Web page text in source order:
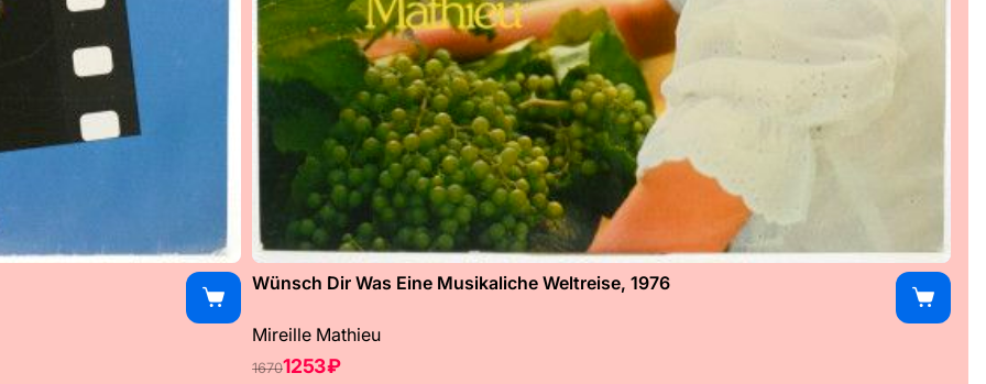
Wünsch Dir Was Eine Musikaliche Weltreise, 1976
Mireille Mathieu
16701253 ₽